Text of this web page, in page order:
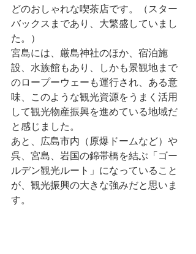
どのおしゃれな喫茶店です。（スター
バックスまであり、大繁盛していまし
た。）
宮島には、厳島神社のほか、宿泊施
設、水族館もあり、しかも景観地まで
のロープーウェーも運行され、ある意
味、このような観光資源をうまく活用
して観光物産振興を進めている地域だ
と感じました。
あと、広島市内（原爆ドームなど）や
呉、宮島、岩国の錦帯橋を結ぶ「ゴー
ルデン観光ルート」になっていること
が、観光振興の大きな強みだと思いま
す。